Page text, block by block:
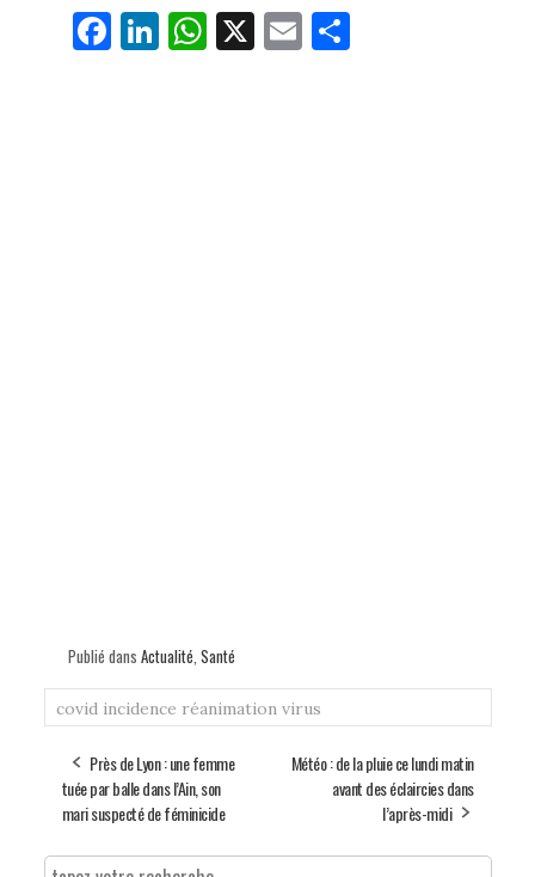
Fa
ce
Li
nk
W
ha
X E
m
Pa
rt
Publié dans Actualité Santé
covid incidence réanimation virus
Près de Lyon : une femme
tuée par balle dans l’Ain, son
mari suspecté de féminicide
Météo : de la pluie ce lundi matin
avant des éclaircies dans
l’après-midi